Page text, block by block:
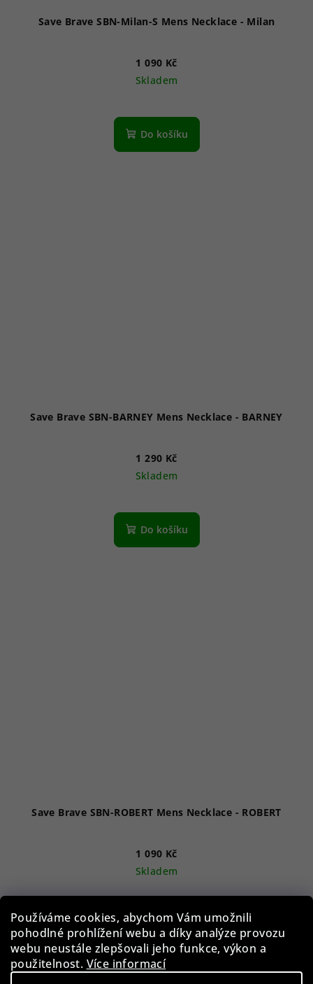
Používáme cookies, abychom Vám umožnili
pohodlné prohlížení webu a díky analýze provozu
webu neustále zlepšovali jeho funkce, výkon a
použitelnost. Více informací
Save Brave SBN-Milan-S Mens Necklace - Milan
1 090 Kč
Skladem
Do košíku
Save Brave SBN-BARNEY Mens Necklace - BARNEY
1 290 Kč
Skladem
Do košíku
Save Brave SBN-ROBERT Mens Necklace - ROBERT
1 090 Kč
Skladem
Do košíku